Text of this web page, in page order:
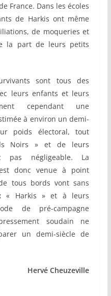
France. Dans les écoles
de Harkis ont même
de moqueries et
la part de leurs petits
sont tous des
leurs enfants et leurs
cependant une
à environ un demi-
poids électoral, tout
Noirs » et de leurs
pas négligeable. La
donc venue à point
tous bords vont sans
« Harkis » et à leurs
de pré-campagne
soudain ne
un demi-siècle de
Hervé Cheuzeville